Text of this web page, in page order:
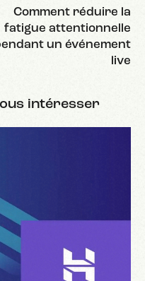
Comment réduire la
fatigue attentionnelle
un événement
live
intéresser